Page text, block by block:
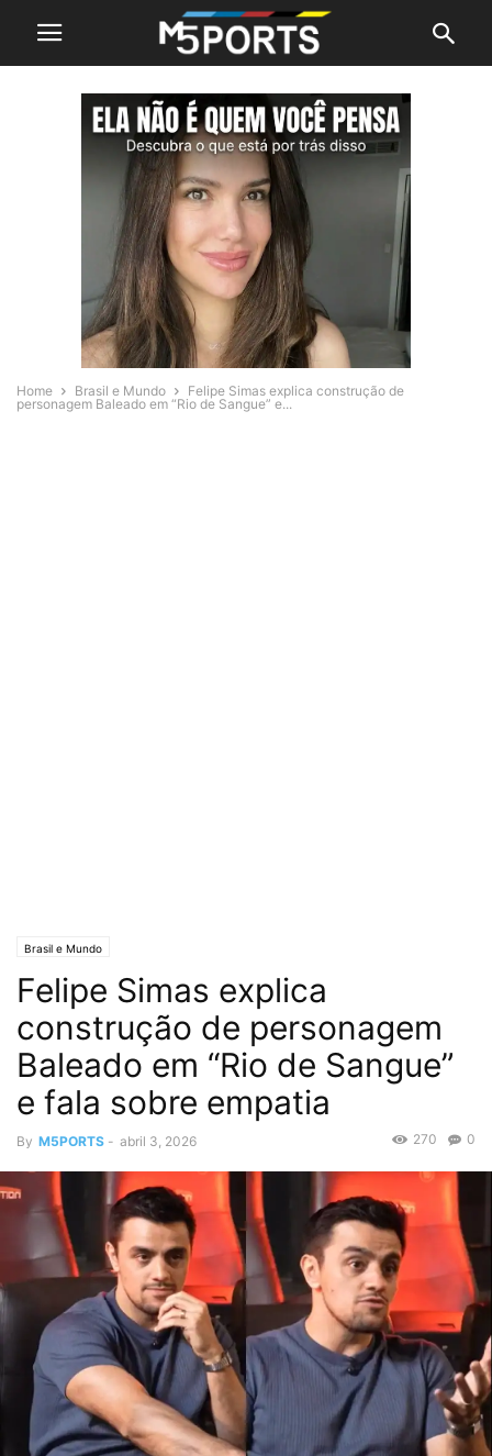
Home Brasil e Mundo
Felipe Simas explica construção de
personagem Baleado em “Rio de Sangue” e...
Brasil e Mundo
Felipe Simas explica
construção de personagem
Baleado em “Rio de Sangue”
e fala sobre empatia
By M5PORTS - abril 3, 2026 0
270